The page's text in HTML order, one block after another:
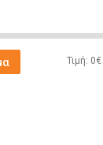
Τιμή: 0€